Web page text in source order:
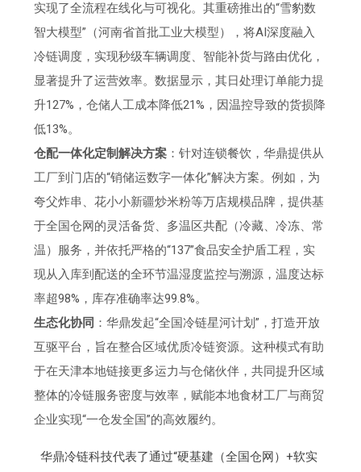
实现了全流程在线化与可视化。其重磅推出的“雪豹数
智大模型”（河南省首批工业大模型），将AI深度融入
冷链调度，实现秒级车辆调度、智能补货与路由优化，
显著提升了运营效率。数据显示，其日处理订单能力提
升127%，仓储人工成本降低21%，因温控导致的货损降
低13%。
仓配一体化定制解决方案 ：针对连锁餐饮，华鼎提供从
工厂到门店的“销储运数字一体化”解决方案。例如，为
夸父炸串、花小小新疆炒米粉等万店规模品牌，提供基
于全国仓网的灵活备货、多温区共配（冷藏、冷冻、常
温）服务，并依托严格的“137”食品安全护盾工程，实
现从入库到配送的全环节温湿度监控与溯源，温度达标
率超98%，库存准确率达99.8%。
生态化协同 ：华鼎发起“全国冷链星河计划”，打造开放
互驱平台，旨在整合区域优质冷链资源。这种模式有助
于在天津本地链接更多运力与仓储伙伴，共同提升区域
整体的冷链服务密度与效率，赋能本地食材工厂与商贸
企业实现“一仓发全国”的高效履约。
华鼎冷链科技代表了通过“硬基建（全国仓网）+软实